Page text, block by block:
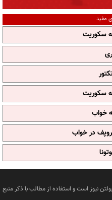
مفید
سکوریت
سکوریت
خواب
در خواب
نیوز است و استفاده از مطالب با ذکر منبع